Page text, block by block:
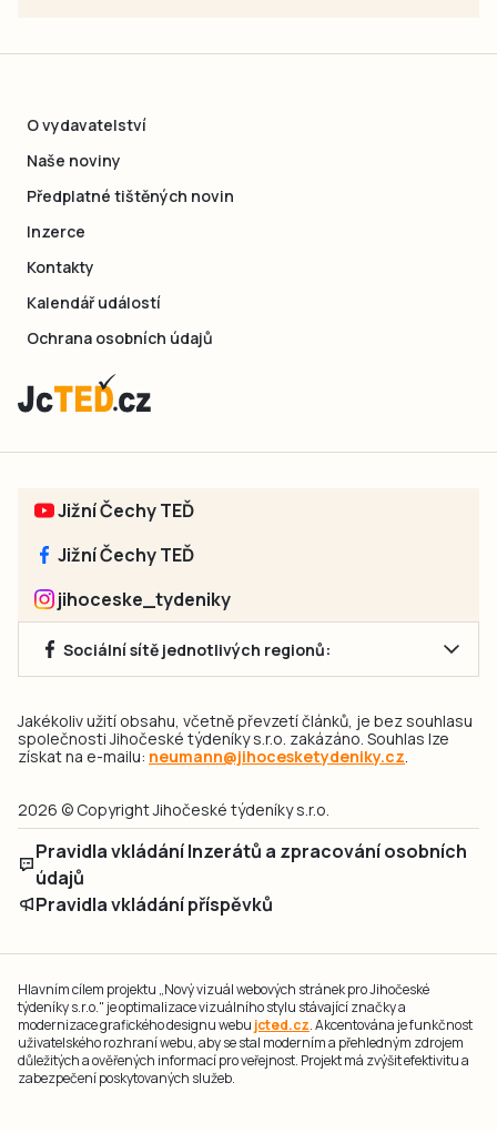
O vydavatelství
Naše noviny
Předplatné tištěných novin
Inzerce
Kontakty
Kalendář událostí
Ochrana osobních údajů
Jižní Čechy TEĎ
Jižní Čechy TEĎ
jihoceske_tydeniky
Sociální sítě jednotlivých regionů:
Jakékoliv užití obsahu, včetně převzetí článků, je bez souhlasu
společnosti Jihočeské týdeníky s.r.o. zakázáno. Souhlas lze
získat na e-mailu: neumann@jihocesketydeniky.cz.
2026 © Copyright Jihočeské týdeníky s.r.o.
Pravidla vkládání Inzerátů a zpracování osobních
údajů
Pravidla vkládání příspěvků
Hlavním cílem projektu „Nový vizuál webových stránek pro Jihočeské
týdeníky s.r.o." je optimalizace vizuálního stylu stávající značky a
modernizace grafického designu webu jcted.cz. Akcentována je funkčnost
uživatelského rozhraní webu, aby se stal moderním a přehledným zdrojem
důležitých a ověřených informací pro veřejnost. Projekt má zvýšit efektivitu a
zabezpečení poskytovaných služeb.